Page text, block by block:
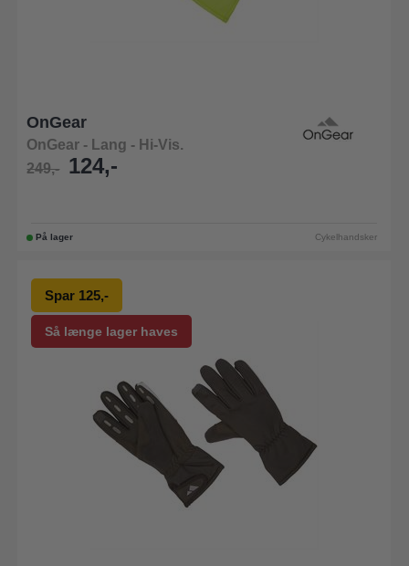
OnGear
OnGear - Lang - Hi-Vis.
249,-
124,-
På lager Cykelhandsker
Så længe lager haves
Spar 125,-